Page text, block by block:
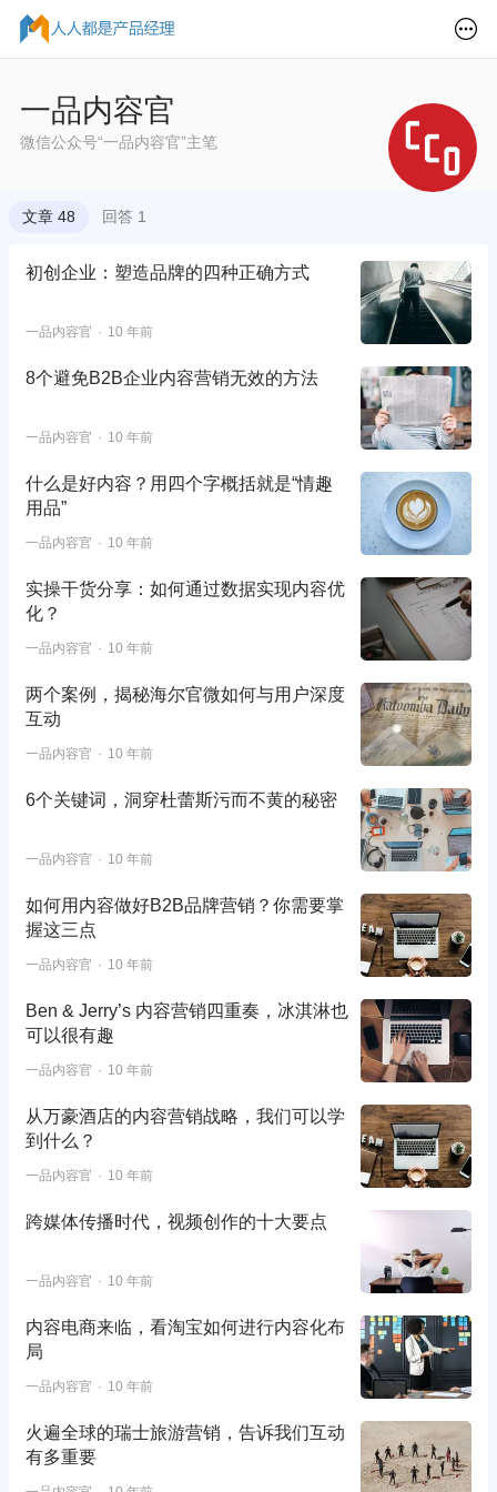
一品内容官
微信公众号“一品内容官”主笔
文章 48 回答 1
初创企业：塑造品牌的四种正确方式
一品内容官 10 年前
8个避免B2B企业内容营销无效的方法
一品内容官 10 年前
什么是好内容？用四个字概括就是“情趣
用品”
一品内容官 10 年前
实操干货分享：如何通过数据实现内容优
化？
一品内容官 10 年前
两个案例，揭秘海尔官微如何与用户深度
互动
一品内容官 10 年前
6个关键词，洞穿杜蕾斯污而不黄的秘密
一品内容官 10 年前
如何用内容做好B2B品牌营销？你需要掌
握这三点
一品内容官 10 年前
Ben & Jerry’s 内容营销四重奏，冰淇淋也
可以很有趣
一品内容官 10 年前
从万豪酒店的内容营销战略，我们可以学
到什么？
一品内容官 10 年前
跨媒体传播时代，视频创作的十大要点
一品内容官 10 年前
内容电商来临，看淘宝如何进行内容化布
局
一品内容官 10 年前
火遍全球的瑞士旅游营销，告诉我们互动
有多重要